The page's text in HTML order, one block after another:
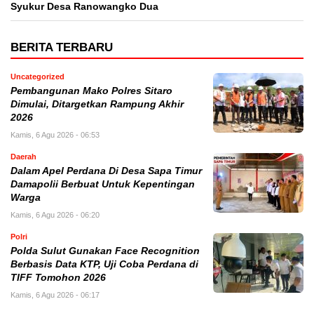
Syukur Desa Ranowangko Dua
BERITA TERBARU
Uncategorized
Pembangunan Mako Polres Sitaro
Dimulai, Ditargetkan Rampung Akhir
2026
Kamis, 6 Agu 2026 - 06:53
Daerah
Dalam Apel Perdana Di Desa Sapa Timur
Damapolii Berbuat Untuk Kepentingan
Warga
Kamis, 6 Agu 2026 - 06:20
Polri
Polda Sulut Gunakan Face Recognition
Berbasis Data KTP, Uji Coba Perdana di
TIFF Tomohon 2026
Kamis, 6 Agu 2026 - 06:17